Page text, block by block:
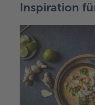
Inspiration